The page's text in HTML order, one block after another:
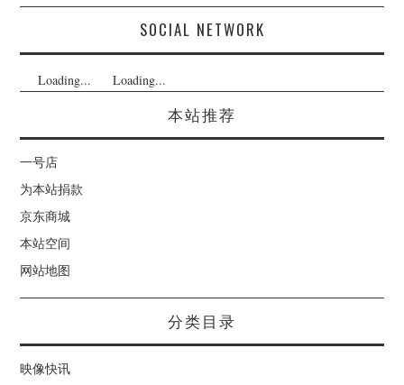
SOCIAL NETWORK
Loading... Loading...
本站推荐
一号店
为本站捐款
京东商城
本站空间
网站地图
分类目录
映像快讯